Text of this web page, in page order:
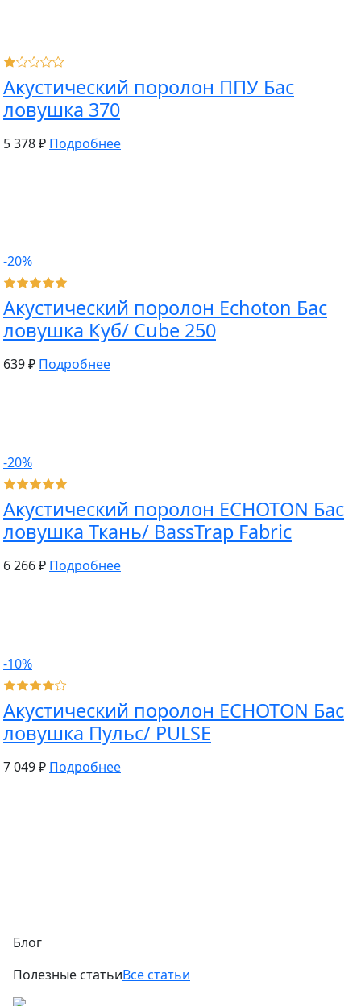
Акустический поролон ППУ Бас
ловушка 370
5 378 ₽ Подробнее
-20%
Акустический поролон Echoton Бас
ловушка Куб/ Cube 250
639 ₽ Подробнее
-20%
Акустический поролон ECHOTON Бас
ловушка Ткань/ BassTrap Fabric
6 266 ₽ Подробнее
-10%
Акустический поролон ECHOTON Бас
ловушка Пульс/ PULSE
7 049 ₽ Подробнее
Блог
Полезные статьиВсе статьи